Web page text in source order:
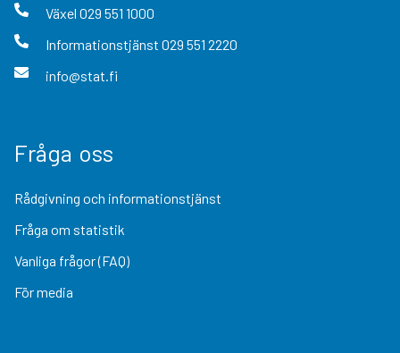
Växel 029 551 1000
Informationstjänst 029 551 2220
info@stat.fi
Fråga oss
Rådgivning och informationstjänst
Fråga om statistik
Vanliga frågor (FAQ)
För media